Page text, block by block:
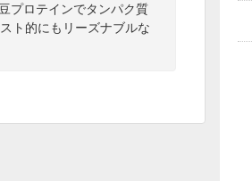
プロテインでタンパク質
ト的にもリーズナブルな